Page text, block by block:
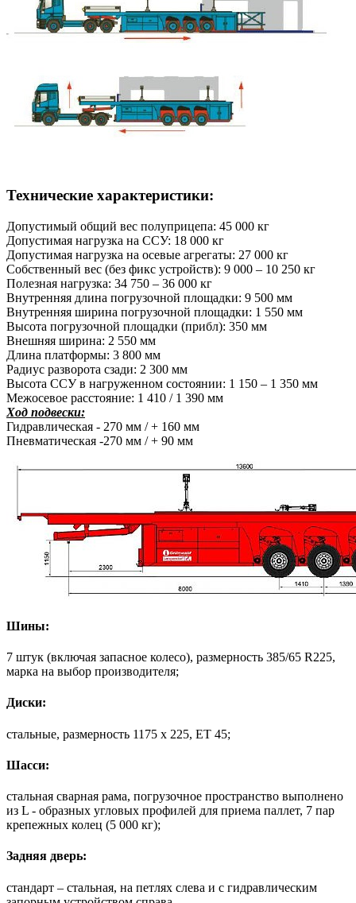
Технические характеристики:
Допустимый общий вес полуприцепа: 45 000 кг
Допустимая нагрузка на ССУ: 18 000 кг
Допустимая нагрузка на осевые агрегаты: 27 000 кг
Собственный вес (без фикс устройств): 9 000 – 10 250 кг
Полезная нагрузка: 34 750 – 36 000 кг
Внутренняя длина погрузочной площадки: 9 500 мм
Внутренняя ширина погрузочной площадки: 1 550 мм
Высота погрузочной площадки (прибл): 350 мм
Внешняя ширина: 2 550 мм
Длина платформы: 3 800 мм
Радиус разворота сзади: 2 300 мм
Высота ССУ в нагруженном состоянии: 1 150 – 1 350 мм
Межосевое расстояние: 1 410 / 1 390 мм
Ход подвески:
Гидравлическая - 270 мм / + 160 мм
Пневматическая -270 мм / + 90 мм
Шины:
7 штук (включая запасное колесо), размерность 385/65 R225,
марка на выбор производителя;
Диски:
стальные, размерность 1175 х 225, ET 45;
Шасси:
стальная сварная рама, погрузочное пространство выполнено
из L - образных угловых профилей для приема паллет, 7 пар
крепежных колец (5 000 кг);
Задняя дверь:
стандарт – стальная, на петлях слева и с гидравлическим